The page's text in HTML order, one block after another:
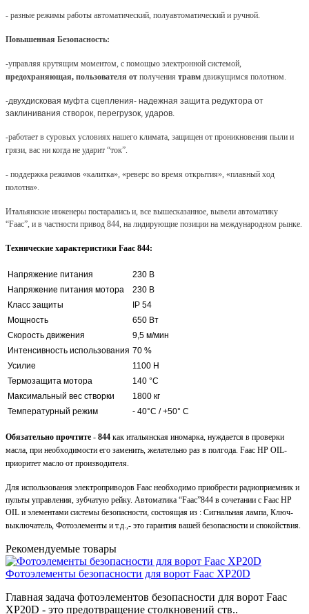
- разные режимы работы автоматический, полуавтоматический и ручной.
Повышенная Безопасность:
-управляя крутящим моментом, с помощью электронной системой,
предохраняющая, пользователя от получения травм движущимся полотном.
-двухдисковая муфта сцепления- надежная защита редуктора от
заклинивания створок, перегрузок, ударов.
-работает в суровых условиях нашего климата, защищен от проникновения пыли и
грязи, вас ни когда не ударит “ток”.
- поддержка режимов «калитка», «реверс во время открытия», «плавный ход
полотна».
Итальянские инженеры постарались и, все вышесказанное, вывели автоматику
“Faac”, и в частности привод 844, на лидирующие позиции на международном рынке.
Технические характеристики Faac 844:
Напряжение питания
230 В
Напряжение питания мотора
230 В
Класс защиты
IP 54
Мощность
650 Вт
Скорость движения
9,5 м/мин
Интенсивность использования 70 %
Усилие
1100 Н
Термозащита мотора
140 °С
Максимальный вес створки
1800 кг
Температурный режим
- 40°С / +50° C
Обязательно прочтите - 844 как итальянская иномарка, нуждается в проверки
масла, при необходимости его заменить, желательно раз в полгода. Faac HP OIL-
приоритет масло от производителя.
Для использования электроприводов Faac необходимо приобрести радиоприемник и
пульты управления, зубчатую рейку. Автоматика “Faac”844 в сочетании с Faac HP
OIL и элементами системы безопасности, состоящая из : Сигнальная лампа, Ключ-
выключатель, Фотоэлементы и т.д.,- это гарантия вашей безопасности и спокойствия.
Рекомендуемые товары
Фотоэлементы безопасности для ворот Faac XP20D
Главная задача фотоэлементов безопасности для ворот Faac
XP20D - это предотвращение столкновений ств..